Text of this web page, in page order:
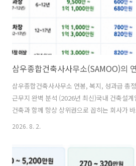
삼우종합건축사사무소 연봉, 복지, 성과급 총
근무지 완벽 분석 (2026년 최신)국내 건축설
건축과 함께 항상 상위권으로 꼽히는 회사가
소(SAMOO Architects & Engineers)입니다.
설계 업계에서는 가장 가고 싶은 회사 중 하
일반 건축뿐 아니라 반도체 FAB, 데이터센터,
2026. 8. 2.